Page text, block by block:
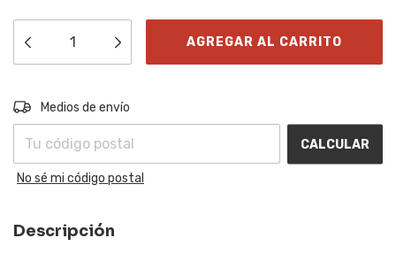
Entregas para el CP:
Medios de envío
CALCULAR
No sé mi código postal
Descripción